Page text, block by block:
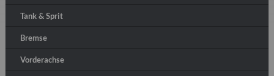
Tank & Sprit
Bremse
Vorderachse